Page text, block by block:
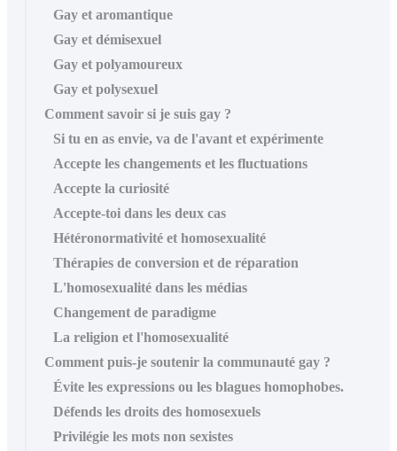
Gay et aromantique
Gay et démisexuel
Gay et polyamoureux
Gay et polysexuel
Comment savoir si je suis gay ?
Si tu en as envie, va de l'avant et expérimente
Accepte les changements et les fluctuations
Accepte la curiosité
Accepte-toi dans les deux cas
Hétéronormativité et homosexualité
Thérapies de conversion et de réparation
L'homosexualité dans les médias
Changement de paradigme
La religion et l'homosexualité
Comment puis-je soutenir la communauté gay ?
Évite les expressions ou les blagues homophobes.
Défends les droits des homosexuels
Privilégie les mots non sexistes